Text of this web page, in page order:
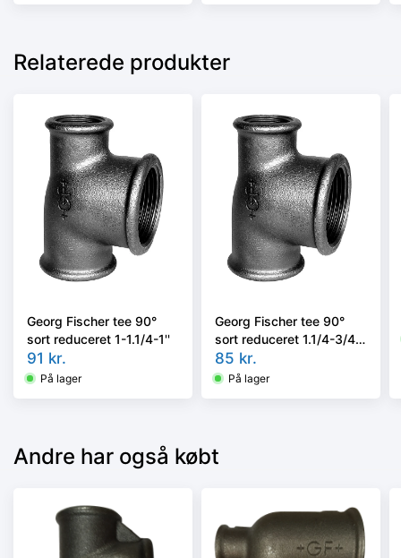
Relaterede produkter
Georg Fischer tee 90°
sort reduceret 1-1.1/4-1''
91 kr.
På lager
Georg Fischer tee 90°
sort reduceret 1.1/4-3/4-
1''
85 kr.
På lager
Andre har også købt